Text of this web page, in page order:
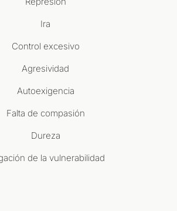
Ira
Control excesivo
Agresividad
Autoexigencia
Falta de compasión
Dureza
de la vulnerabilidad